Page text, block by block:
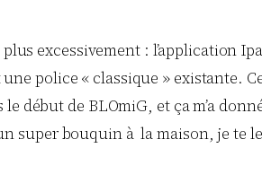
excessivement : l’application
police « classique » existante.
début de BLOmiG, et ça m’a
super bouquin à la maison, je te